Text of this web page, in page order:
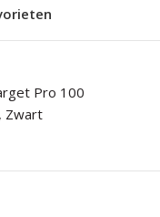
Pro 100
, Zwart